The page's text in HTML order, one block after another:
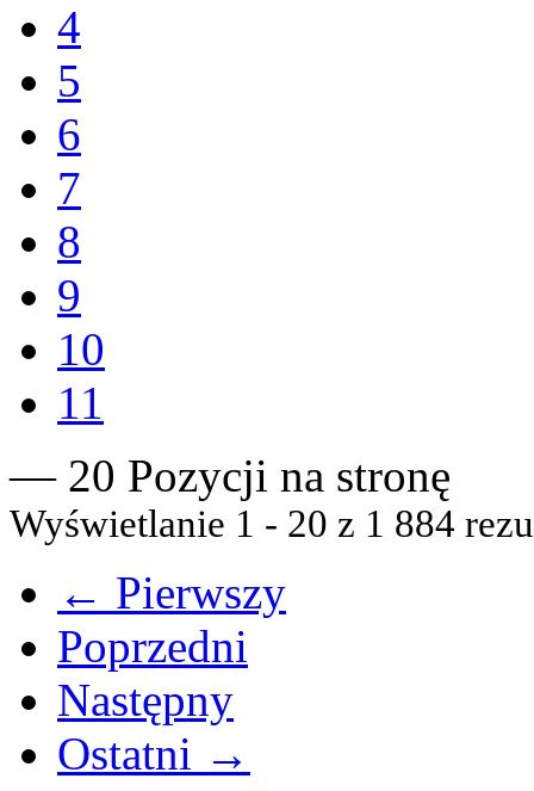
4
5
6
7
8
9
10
11
— 20 Pozycji na stronę
Wyświetlanie 1 - 20 z 1 884
← Pierwszy
Poprzedni
Następny
Ostatni →